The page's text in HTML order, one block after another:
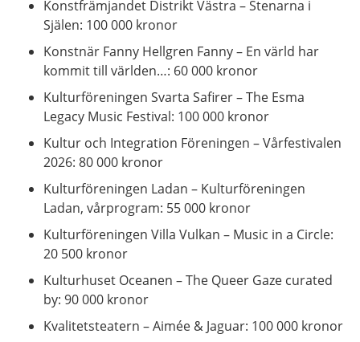
Konstfrämjandet Distrikt Västra – Stenarna i
Själen: 100 000 kronor
Konstnär Fanny Hellgren Fanny – En värld har
kommit till världen…: 60 000 kronor
Kulturföreningen Svarta Safirer – The Esma
Legacy Music Festival: 100 000 kronor
Kultur och Integration Föreningen – Vårfestivalen
2026: 80 000 kronor
Kulturföreningen Ladan – Kulturföreningen
Ladan, vårprogram: 55 000 kronor
Kulturföreningen Villa Vulkan – Music in a Circle:
20 500 kronor
Kulturhuset Oceanen – The Queer Gaze curated
by: 90 000 kronor
Kvalitetsteatern – Aimée & Jaguar: 100 000 kronor